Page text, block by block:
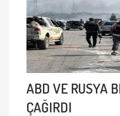
ABD VE RUSYA
ÇAĞIRDI